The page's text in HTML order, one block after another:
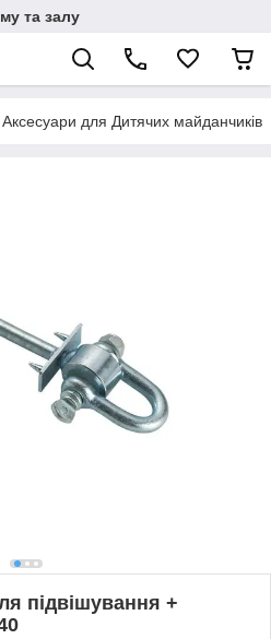
та залу
Аксесуари для Дитячих майданчиків
підвішування +